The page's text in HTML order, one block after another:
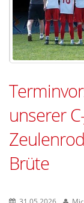
unserer
Brüte
31.05.2026